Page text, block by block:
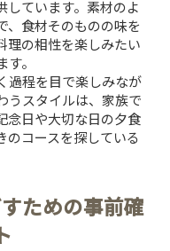
しています。素材のよ
、食材そのものの味を
理の相性を楽しみたい
。
過程を目で楽しみなが
うスタイルは、家族で
念日や大切な日の夕食
のコースを探している
ための事前確